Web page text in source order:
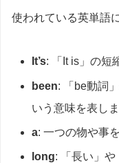
使われている英単語
It’s: 「It is」の短
been: 「be動詞
いう意味を表しま
a: 一つの物や事
long: 「長い」や